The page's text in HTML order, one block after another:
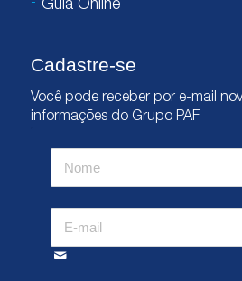
Guia Online
Cadastre-se
Você pode receber por e-mail
informações do Grupo PAF